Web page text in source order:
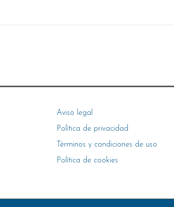
Aviso legal
Política de privacidad
Términos y condiciones de uso
Política de cookies